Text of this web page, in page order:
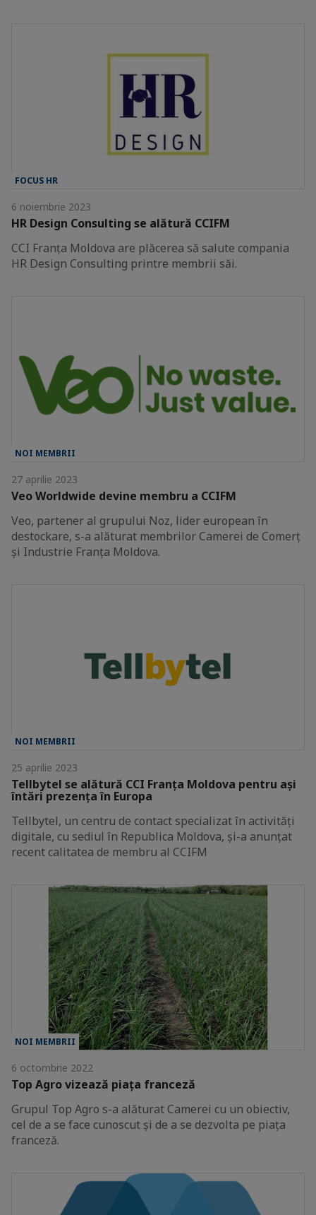
FOCUS HR
6 noiembrie 2023
HR Design Consulting se alătură CCIFM
CCI Franța Moldova are plăcerea să salute compania
HR Design Consulting printre membrii săi.
NOI MEMBRII
27 aprilie 2023
Veo Worldwide devine membru a CCIFM
Veo, partener al grupului Noz, lider european în
destockare, s-a alăturat membrilor Camerei de Comerț
și Industrie Franța Moldova.
NOI MEMBRII
25 aprilie 2023
Tellbytel se alătură CCI Franța Moldova pentru ași
întări prezența în Europa
Tellbytel, un centru de contact specializat în activități
digitale, cu sediul în Republica Moldova, și-a anunțat
recent calitatea de membru al CCIFM
NOI MEMBRII
6 octombrie 2022
Top Agro vizează piața franceză
Grupul Top Agro s-a alăturat Camerei cu un obiectiv,
cel de a se face cunoscut și de a se dezvolta pe piața
franceză.